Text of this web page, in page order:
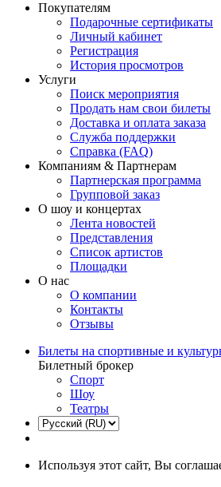
Покупателям
Подарочные сертификаты
Личный кабинет
Регистрация
История просмотров
Услуги
Поиск мероприятия
Продать нам свои билеты
Доставка и оплата заказа
Служба поддержки
Справка (FAQ)
Компаниям & Партнерам
Партнерская программа
Групповой заказ
О шоу и концертах
Лента новостей
Представления
Список артистов
Площадки
О нас
О компании
Контакты
Отзывы
Билеты на спортивные и
Билетный брокер
Спорт
Шоу
Театры
Используя этот сайт, Вы